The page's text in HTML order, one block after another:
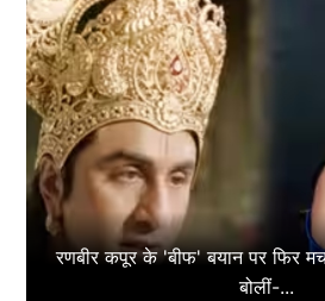
रणबीर कपूर के 'बीफ' बयान पर फिर
बोलीं-...